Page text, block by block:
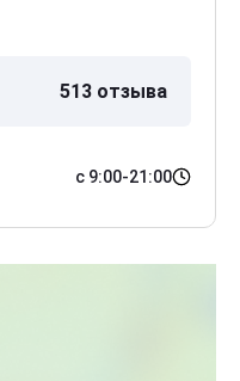
513 отзыва
с 9:00-21:00